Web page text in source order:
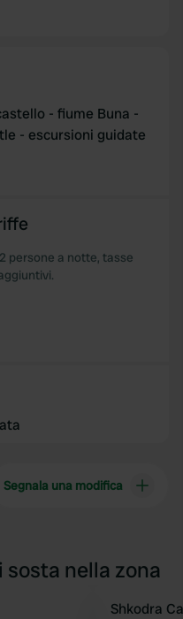
- fiume Buna -
- escursioni guidate
persone a notte, tasse
Segnala una modifica
nella zona
Prenota ora
Shkodra